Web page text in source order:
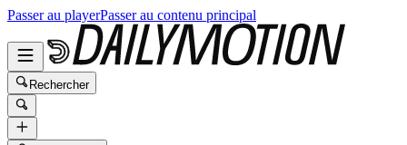
Passer au playerPasser au contenu principal
Rechercher